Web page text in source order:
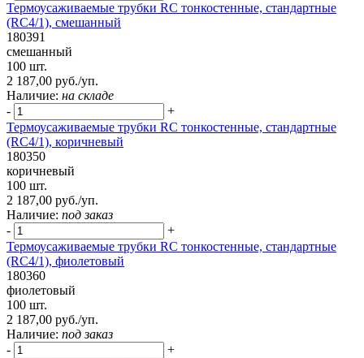
Термоусаживаемые трубки RC тонкостенные, стандартные
(RC4/1), смешанный
180391
смешанный
100 шт.
2 187,00 руб./уп.
Наличие: на складе
-
+
Термоусаживаемые трубки RC тонкостенные, стандартные
(RC4/1), коричневый
180350
коричневый
100 шт.
2 187,00 руб./уп.
Наличие: под заказ
-
+
Термоусаживаемые трубки RC тонкостенные, стандартные
(RC4/1), фиолетовый
180360
фиолетовый
100 шт.
2 187,00 руб./уп.
Наличие: под заказ
-
+